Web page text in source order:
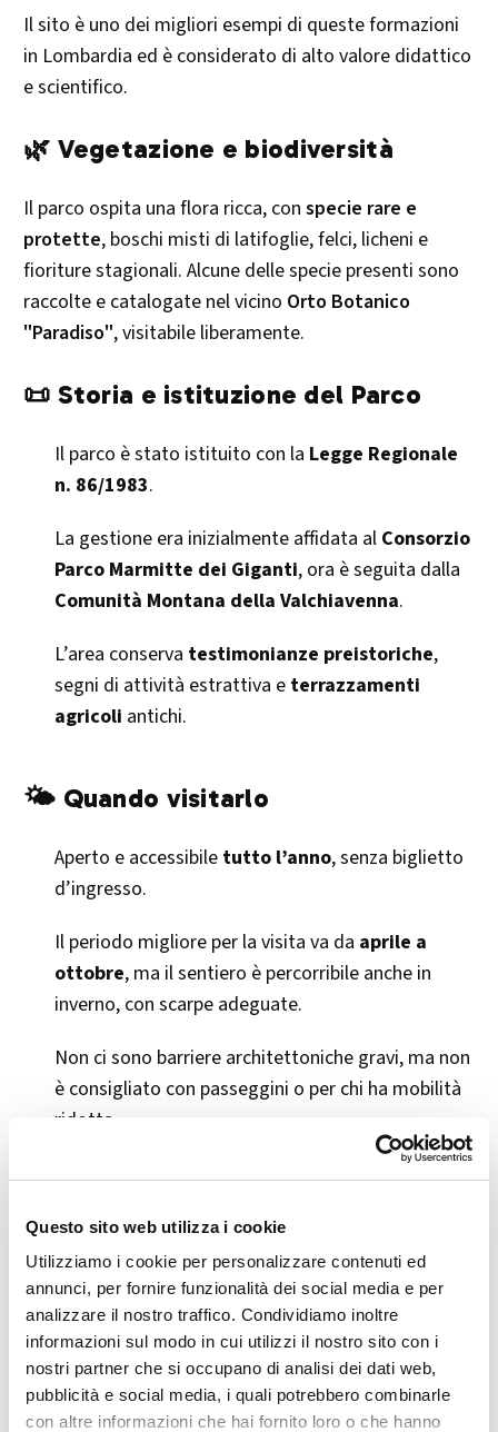
Questo sito web utilizza i cookie
Utilizziamo i cookie per personalizzare contenuti ed
annunci, per fornire funzionalità dei social media e per
analizzare il nostro traffico. Condividiamo inoltre
informazioni sul modo in cui utilizzi il nostro sito con i
nostri partner che si occupano di analisi dei dati web,
pubblicità e social media, i quali potrebbero combinarle
con altre informazioni che hai fornito loro o che hanno
Il sito è uno dei migliori esempi di queste formazioni
in Lombardia ed è considerato di alto valore didattico
e scientifico.
🌿 Vegetazione e biodiversità
Il parco ospita una flora ricca, con specie rare e
protette, boschi misti di latifoglie, felci, licheni e
fioriture stagionali. Alcune delle specie presenti sono
raccolte e catalogate nel vicino Orto Botanico
"Paradiso", visitabile liberamente.
📜 Storia e istituzione del Parco
Il parco è stato istituito con la Legge Regionale
n. 86/1983.
La gestione era inizialmente affidata al Consorzio
Parco Marmitte dei Giganti, ora è seguita dalla
Comunità Montana della Valchiavenna.
L’area conserva testimonianze preistoriche,
segni di attività estrattiva e terrazzamenti
agricoli antichi.
🌤️ Quando visitarlo
Aperto e accessibile tutto l’anno, senza biglietto
d’ingresso.
Il periodo migliore per la visita va da aprile a
ottobre, ma il sentiero è percorribile anche in
inverno, con scarpe adeguate.
Non ci sono barriere architettoniche gravi, ma non
è consigliato con passeggini o per chi ha mobilità
ridotta.
Il Parco delle Marmitte dei Giganti è un’opportunità
per fare una camminata immersi nella natura, a due
passi da Chiavenna, scoprendo fenomeni geologici
unici e tracce storiche antiche. È adatto a tutti,
gratuito e facilmente accessibile.